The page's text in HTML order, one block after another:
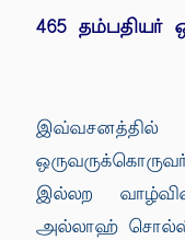
465
இல்லற
அல்லாஹ்